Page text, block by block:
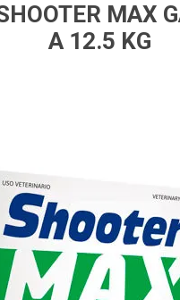
MAX
A 12.5 KG